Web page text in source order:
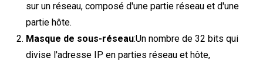
sur un réseau, composé d'une partie réseau et d'une
partie hôte.
Masque de sous-réseau:Un nombre de 32 bits qui
divise l'adresse IP en parties réseau et hôte,